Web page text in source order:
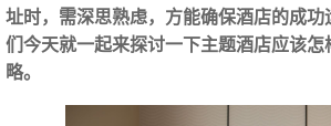
址时，需深思熟虑，方能确保酒店的成功
们今天就一起来探讨一下主题酒店应该怎
略。